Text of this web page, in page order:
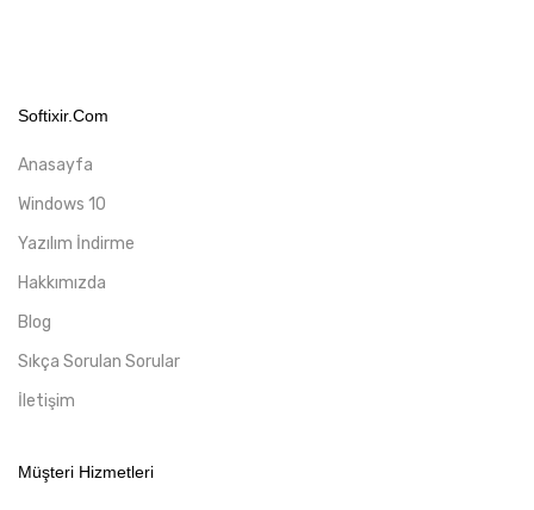
Softixir.com
Anasayfa
Windows 10
Yazılım İndirme
Hakkımızda
Blog
Sıkça Sorulan Sorular
İletişim
Müşteri Hizmetleri